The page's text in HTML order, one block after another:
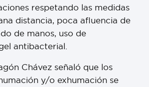
respetando las medidas
distancia, poca afluencia de
de manos, uso de
antibacterial.
Chávez señaló que los
y/o exhumación se